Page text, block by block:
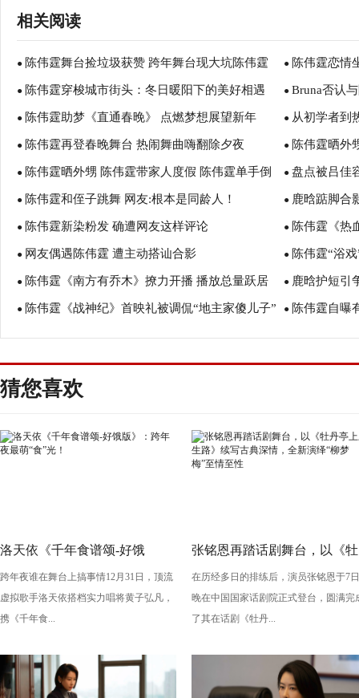
相关阅读
● 陈伟霆舞台捡垃圾获赞 跨年舞台现大坑陈伟霆
机智避过！
● 陈伟霆恋情
● 陈伟霆穿梭城市街头：冬日暖阳下的美好相遇 ● Bruna否认
● 陈伟霆助梦《直通春晚》 点燃梦想展望新年 ● 从初学者到
前行
● 陈伟霆再登春晚舞台 热闹舞曲嗨翻除夕夜 ● 陈伟霆晒外
● 陈伟霆晒外甥 陈伟霆带家人度假 陈伟霆单手倒
立成春晚热点
● 盘点被吕佳
丹尼斯吴
● 陈伟霆和侄子跳舞 网友:根本是同龄人！ ● 鹿晗踮脚合
● 陈伟霆新染粉发 确遭网友这样评论 ● 陈伟霆《热
杀”热血开秀
● 网友偶遇陈伟霆 遭主动搭讪合影 ● 陈伟霆“浴
拔火罐呈现“
● 陈伟霆《南方有乔木》撩力开播 播放总量跃居
电视榜榜首
● 鹿晗护短引
● 陈伟霆《战神纪》首映礼被调侃“地主家傻儿子”
逗趣回应：我家没有地
● 陈伟霆自曝
很开心！
猜您喜欢
洛天依《千年食谱颂-好饿
版》：跨年夜最萌“食”光！
跨年夜谁在舞台上搞事情12月31日，顶流
虚拟歌手洛天依搭档实力唱将黄子弘凡，
携《千年食...
张铭恩再踏话剧舞台，以《牡
丹亭上三生路》续写古典深
情，全新演绎“柳梦梅”至情至
在历经多日的排练后，演员张铭恩于7日
晚在中国国家话剧院正式登台，圆满完
了其在话剧《牡丹...